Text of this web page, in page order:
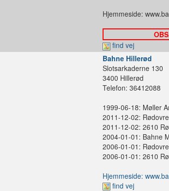
Hjemmeside:
find vej
Bahne Hillerød
Slotsarkaderne 130
3400 Hillerød
Telefon: 36412088
1999-06-18: Møller
2011-12-02:
2011-12-02: 2610
2004-01-01: Bahne
2006-01-01:
2006-01-01: 2610
Hjemmeside:
find vej